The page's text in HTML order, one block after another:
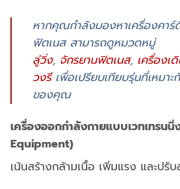
หากคุณกำลังมองหาเครื่องคาร์
ฟิตเนส สามารถดูหมวดหมู่
ลู่วิ่ง, จักรยานฟิตเนส, เครื่องเ
วงรีเพื่อเปรียบเทียบรุ่นที่เหมา
ของคุณ
เครื่องออกกำลังกายแบบเวทเทรน
Equipment)
เน้นสร้างกล้ามเนื้อ เพิ่มแรง และปรับ